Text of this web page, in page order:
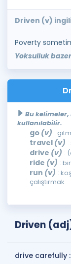
Driven (v)
Poverty
Yoksulluk
Bu
kullanılabilir.
go (v) :
travel (v)
drive (v) :
ride (v) :
run (v) :
çalıştırmak
Driven
drive carefully :